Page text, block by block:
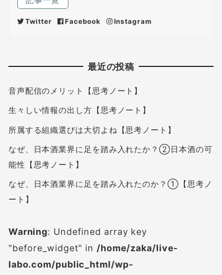
Twitter Facebook Instagram
最近の投稿
音声配信のメリット【思考ノート】
生々しい情報の出し方【思考ノート】
所属する組織選びは大切よね【思考ノート】
なぜ、日本酒業界に足を踏み入れたか？②日本酒の可
能性【思考ノート】
なぜ、日本酒業界に足を踏み入れたのか？①【思考ノ
ート】
Warning: Undefined array key
"before_widget" in /home/zaka/live-
labo.com/public_html/wp-